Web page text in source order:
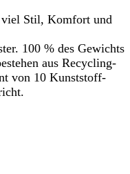
viel Stil, Komfort und
100 % des Gewichts
aus Recycling-
von 10 Kunststoff-